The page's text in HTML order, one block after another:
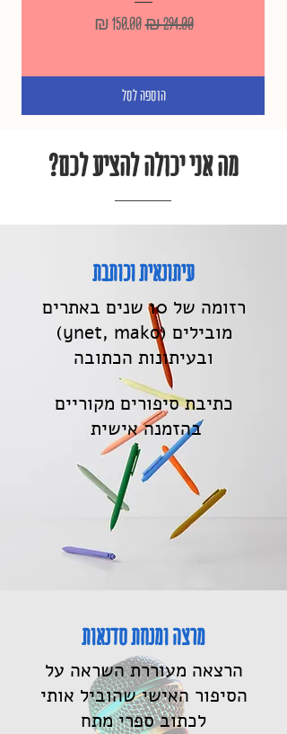
מחיר רגיל‏294.00 ‏₪ מחיר מבצע‏150.00 ‏₪
הוספה לסל
מה אני יכולה להציע לכם?
עיתונאית וכותבת
רזומה של 10 שנים באתרים
מובילים (ynet, mako)
ובעיתונות הכתובה
כתיבת סיפורים מקוריים
בהזמנה אישית
מרצה ומנחת סדנאות
הרצאה מעוררת השראה על
הסיפור האישי שהוביל אותי
לכתוב ספרי מתח